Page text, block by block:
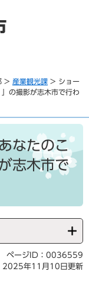
> 産業観光課 > ショー
の撮影が志木市で行わ
なたのこ
志木市で
ページID：0036559
2025年11月10日更新